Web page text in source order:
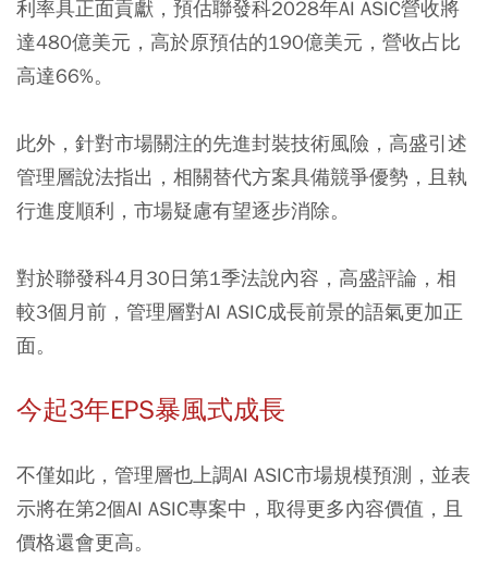
利率具正面貢獻，預估聯發科2028年AI ASIC營收將
達480億美元，高於原預估的190億美元，營收占比
高達66%。
此外，針對市場關注的先進封裝技術風險，高盛引述
管理層說法指出，相關替代方案具備競爭優勢，且執
行進度順利，市場疑慮有望逐步消除。
對於聯發科4月30日第1季法說內容，高盛評論，相
較3個月前，管理層對AI ASIC成長前景的語氣更加正
面。
今起3年EPS暴風式成長
不僅如此，管理層也上調AI ASIC市場規模預測，並表
示將在第2個AI ASIC專案中，取得更多內容價值，且
價格還會更高。